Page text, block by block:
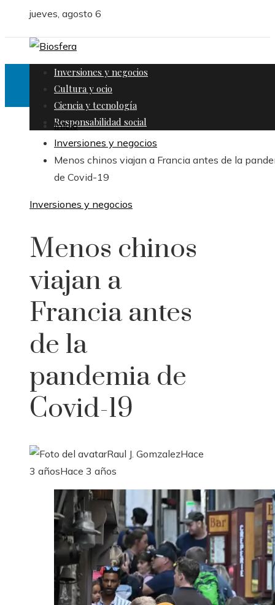
jueves, agosto 6
Inversiones y negocios
Cultura y ocio
Ciencia y tecnología
Responsabilidad social
Inicio
Inversiones y negocios
Menos chinos viajan a Francia antes de la
de Covid-19
Inversiones y negocios
Menos chinos
viajan a
Francia antes
de la
pandemia de
Covid-19
Raul J. GomzalezHace
3 añosHace 3 años